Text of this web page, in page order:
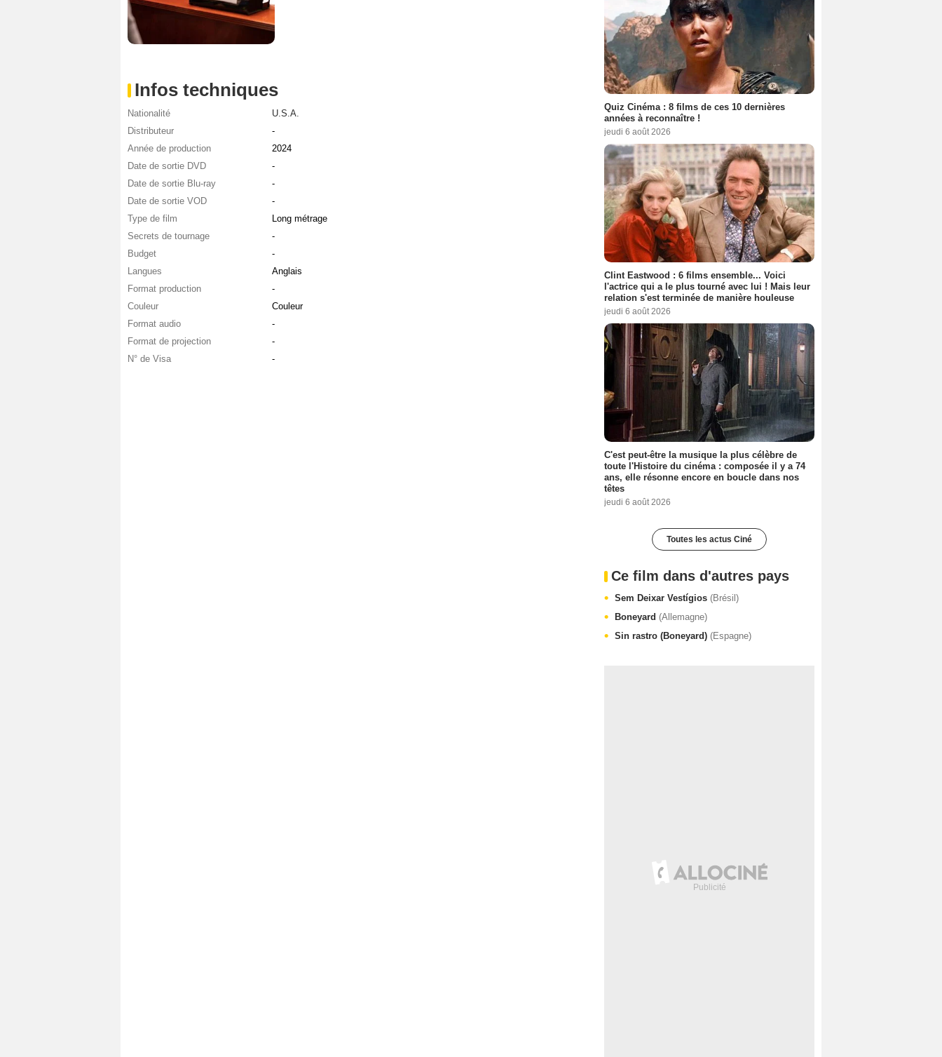
Infos techniques
Nationalité
U.S.A.
Distributeur
-
Année de production
2024
Date de sortie DVD
-
Date de sortie Blu-ray
-
Date de sortie VOD
-
Type de film
Long métrage
Secrets de tournage
-
Budget
-
Langues
Anglais
Format production
-
Couleur
Couleur
Format audio
-
Format de projection
-
N° de Visa
-
Quiz Cinéma : 8 films de ces 10 dernières
années à reconnaître !
jeudi 6 août 2026
Clint Eastwood : 6 films ensemble... Voici
l'actrice qui a le plus tourné avec lui ! Mais leur
relation s'est terminée de manière houleuse
jeudi 6 août 2026
C'est peut-être la musique la plus célèbre de
toute l'Histoire du cinéma : composée il y a 74
ans, elle résonne encore en boucle dans nos
têtes
jeudi 6 août 2026
Toutes les actus Ciné
Ce film dans d'autres pays
Sem Deixar Vestígios (Brésil)
Boneyard (Allemagne)
Sin rastro (Boneyard) (Espagne)